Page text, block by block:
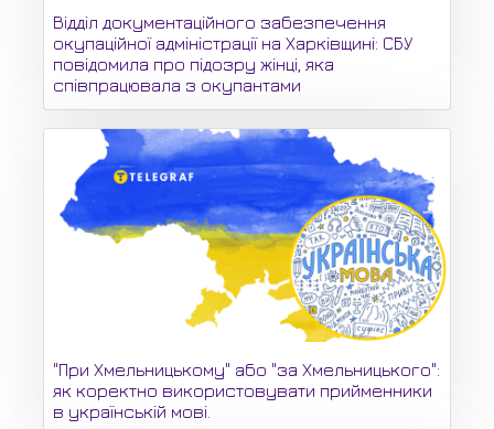
Відділ документаційного забезпечення
окупаційної адміністрації на Харківщині: СБУ
повідомила про підозру жінці, яка
співпрацювала з окупантами
"При Хмельницькому" або "за Хмельницького":
як коректно використовувати прийменники
в українській мові.